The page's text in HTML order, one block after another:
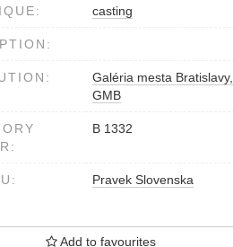
casting
Galéria mesta Bratislavy,
GMB
B 1332
Pravek Slovenska
Add to favourites